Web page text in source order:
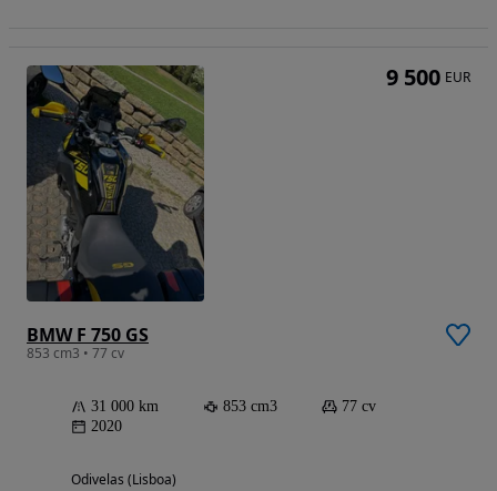
BMW F 750 GS
853 cm3 • 77 cv
31 000 km 853 cm3
77 cv
2020
Odivelas (Lisboa)
9 500 EUR